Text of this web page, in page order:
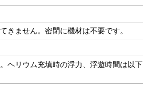
きません。密閉に機材は不要です。
ヘリウム充填時の浮力、浮遊時間は以下